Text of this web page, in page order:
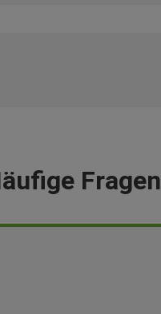
Fragen